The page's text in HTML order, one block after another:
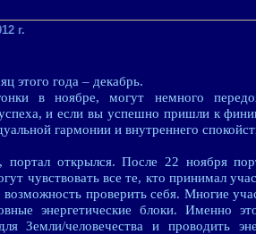
г.
этого года – декабрь.
в ноябре, могут немного
и если вы успешно пришли к
гармонии и внутреннего
портал открылся. После 22 ноября
чувствовать все те, кто принимал
проверить себя. Многие
энергетические блоки. Именно
Земли/человечества и проводить